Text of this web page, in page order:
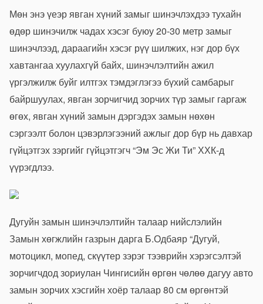
Мөн энэ үеэр явган хүний замыг шинэчлэхдээ тухайн
өдөр шинэчилж чадах хэсэг буюу 20-30 метр замыг
шинэчлээд, дараагийн хэсэг рүү шилжих, нэг дор бүх
хавтангаа хуулахгүй байх, шинэчлэлтийн ажил
үргэлжилж буйг илтгэх тэмдэглэгээ бүхий самбарыг
байршуулах, явган зорчигчид зорчих түр замыг гаргаж
өгөх, явган хүний замын дэргэдэх замын нөхөн
сэргээлт болон цэвэрлэгээний ажлыг дор бүр нь давхар
гүйцэтгэх зэргийг гүйцэтгэгч “Эм Эс Жи Ти” ХХК-д
үүрэгдлээ.
Дугуйн замын шинэчлэлтийн талаар нийслэлийн
Замын хөгжлийн газрын дарга Б.Одбаяр “Дугуй,
мотоцикл, мопед, скүүтер зэрэг тээврийн хэрэгсэлтэй
зорчигчдод зориулан Чингисийн өргөн чөлөө дагуу авто
замын зорчих хэсгийн хоёр талаар 80 см өргөнтэй